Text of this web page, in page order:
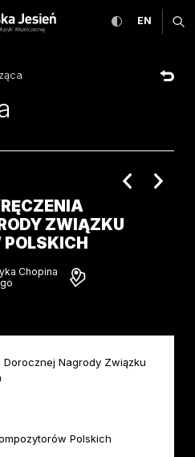
przełącz
EN
ZWIĄZKU
POLSKICH
Chopina
Nagrody Związku
Polskich